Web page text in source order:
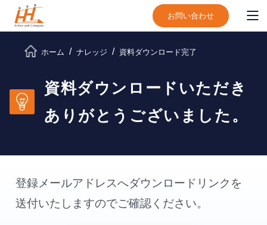
お問い合わせ
ホーム ナレッジ 資料ダウンロード完了
資料ダウンロードいただき
ありがとうございました。
登録メールアドレスへダウンロードリンクを
送付いたしますのでご確認ください。